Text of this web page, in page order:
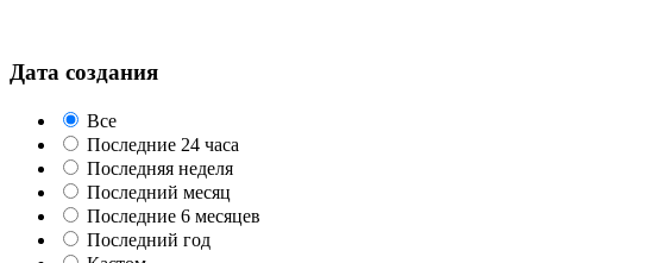
Дата создания
Все
Последние 24 часа
Последняя неделя
Последний месяц
Последние 6 месяцев
Последний год